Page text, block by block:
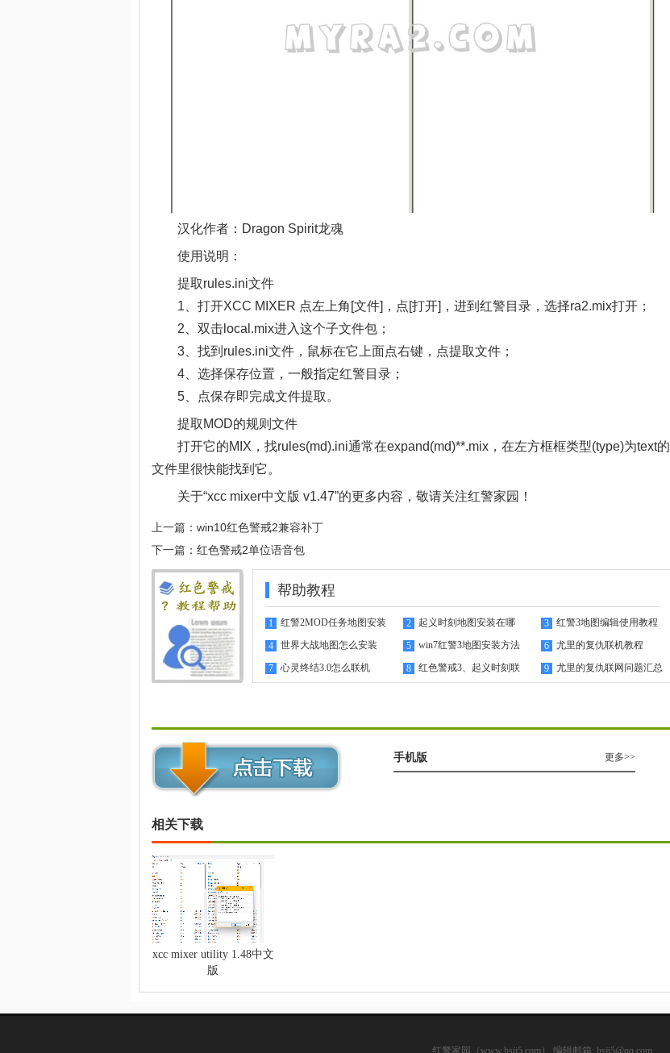
汉化作者：Dragon Spirit龙魂
使用说明：
提取rules.ini文件
1、打开XCC MIXER 点左上角[文件]，点[打开]，进到红警目录，选择ra2.mix打开；
2、双击local.mix进入这个子文件包；
3、找到rules.ini文件，鼠标在它上面点右键，点提取文件；
4、选择保存位置，一般指定红警目录；
5、点保存即完成文件提取。
提取MOD的规则文件
打开它的MIX，找rules(md).ini通常在expand(md)**.mix，在左方框框类型(type)为text的
文件里很快能找到它。
关于“xcc mixer中文版 v1.47”的更多内容，敬请关注红警家园 ！
上一篇： win10红色警戒2兼容补丁
下一篇： 红色警戒2单位语音包
帮助教程
1
红警2MOD任务地图安装
指南
2 起义时刻地图安装在哪 3 红警3地图编辑使用教程
4 世界大战地图怎么安装 5 win7红警3地图安装方法 6 尤里的复仇联机教程
7 心灵终结3.0怎么联机 8
红色警戒3、起义时刻联
9 尤里的复仇联网问题汇总
更多>>
手机版
相关下载
xcc mixer utility 1.48中文
版
红警家园（www.hsjj5.com） 编辑邮箱: hsjj5@qq.com